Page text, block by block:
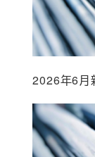
2026年6月